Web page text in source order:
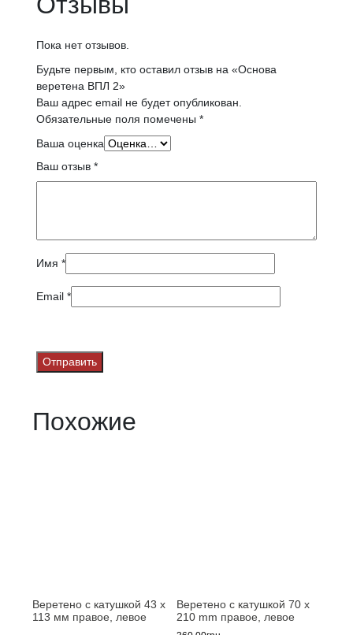
Пока нет отзывов.
Будьте первым, кто оставил отзыв на «Основа
веретена ВПЛ 2»
Ваш адрес email не будет опубликован.
Обязательные поля помечены *
Ваша оценка
Ваш отзыв *
Имя *
Email *
Похожие
Веретено с катушкой 43 x
113 мм правое, левое
Веретено с катушкой 70 x
210 mm правое, левое